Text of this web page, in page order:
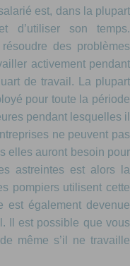
est, dans la plupart
d’utiliser son temps.
des problèmes
activement pendant
de travail. La plupart
pour toute la période
pendant lesquelles il
ne peuvent pas
elles auront besoin pour
astreintes est alors la
pompiers utilisent cette
est également devenue
Il est possible que vous
même s’il ne travaille